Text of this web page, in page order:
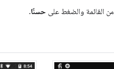
القائمة والضغط على حسنًا.